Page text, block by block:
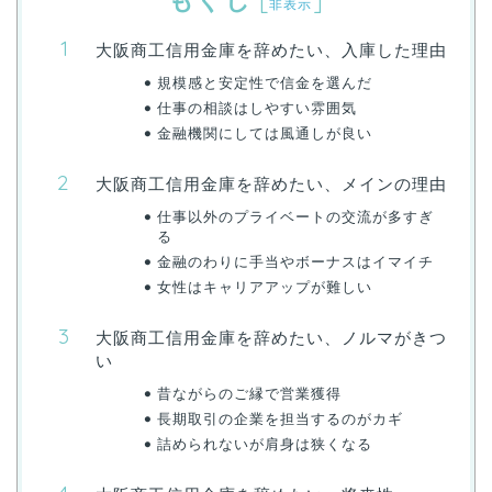
非表示
大阪商工信用金庫を辞めたい、入庫した理由
規模感と安定性で信金を選んだ
仕事の相談はしやすい雰囲気
金融機関にしては風通しが良い
大阪商工信用金庫を辞めたい、メインの理由
仕事以外のプライベートの交流が多すぎ
る
金融のわりに手当やボーナスはイマイチ
女性はキャリアアップが難しい
大阪商工信用金庫を辞めたい、ノルマがきつ
い
昔ながらのご縁で営業獲得
長期取引の企業を担当するのがカギ
詰められないが肩身は狭くなる